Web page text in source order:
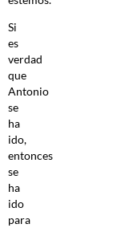
Si
es
verdad
que
Antonio
se
ha
ido,
entonces
se
ha
ido
para